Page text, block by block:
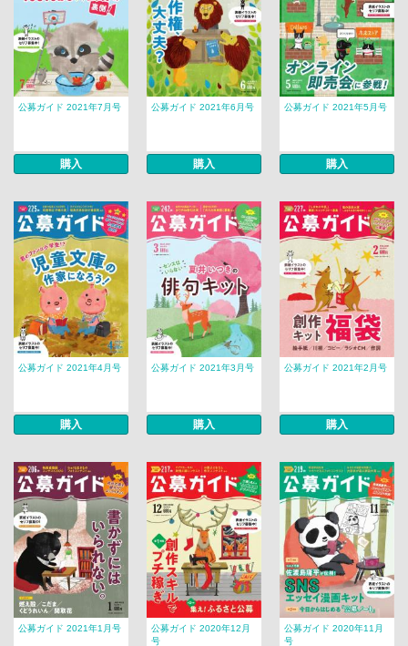
公募ガイド 2021年7月号
購入
公募ガイド 2021年6月号
購入
公募ガイド 2021年5月号
購入
公募ガイド 2021年4月号
購入
公募ガイド 2021年3月号
購入
公募ガイド 2021年2月号
購入
公募ガイド 2021年1月号
公募ガイド 2020年12月
号
公募ガイド 2020年11月
号